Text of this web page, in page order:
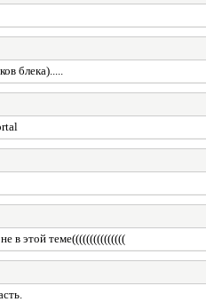
блека).....
в этой теме(((((((((((((((